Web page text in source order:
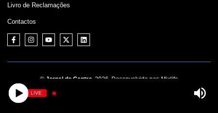
Livro de Reclamações
Contactos
© Jornal do Centro, 2026. Desenvolvido por: Mixlife
LIVE